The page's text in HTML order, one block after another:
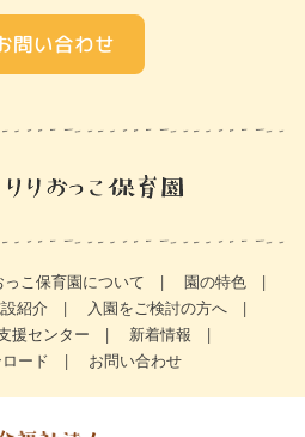
問い合わせ
こ保育園について
園の特色
紹介
入園をご検討の方へ
援センター
新着情報
ード
お問い合わせ